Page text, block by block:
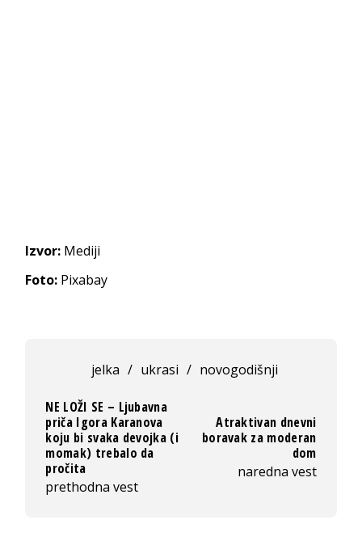
Izvor: Mediji
Foto: Pixabay
jelka / ukrasi / novogodišnji
NE LOŽI SE – Ljubavna
priča Igora Karanova
koju bi svaka devojka (i
momak) trebalo da
pročita
prethodna vest
Atraktivan dnevni
boravak za moderan
dom
naredna vest